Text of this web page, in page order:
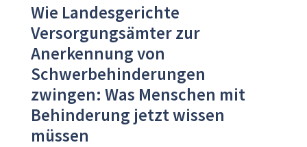
Wie Landesgerichte
Versorgungsämter zur
Anerkennung von
Schwerbehinderungen
zwingen: Was Menschen mit
Behinderung jetzt wissen
müssen